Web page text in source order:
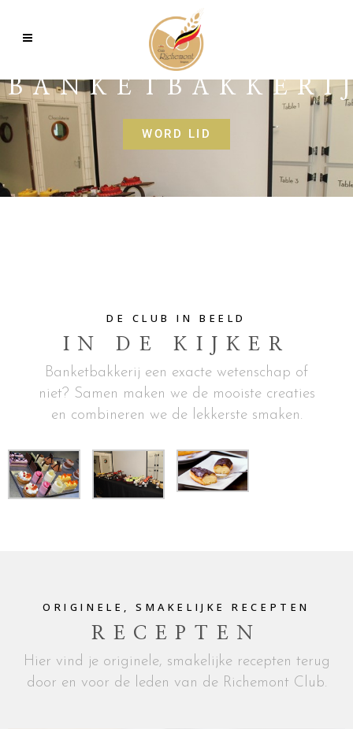
WORD LID
DE CLUB IN BEELD
IN DE KIJKER
Banketbakkerij een exacte wetenschap of
niet? Samen maken we de mooiste creaties
en combineren we de lekkerste smaken.
ORIGINELE, SMAKELIJKE RECEPTEN
RECEPTEN
Hier vind je originele, smakelijke recepten terug
door en voor de leden van de Richemont Club.